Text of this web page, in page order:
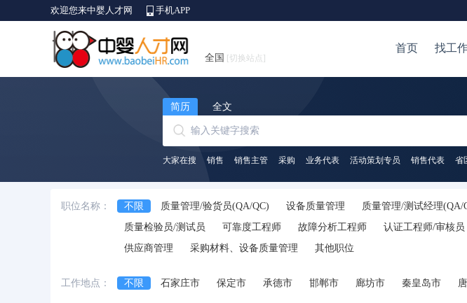
欢迎您来中婴人才网 手机APP
全国 [切换站点]
首页 找工
简历 全文
大家在搜 销售 销售主管 采购 业务代表 活动策划专员 销售代表 省
职位名称： 不限 质量管理/验货员(QA/QC) 设备质量管理 质量管理/测试经理(QA/
质量检验员/测试员
可靠度工程师 故障分析工程师 认证工程师/审核员
供应商管理
采购材料、设备质量管理 其他职位
工作地点： 不限 石家庄市 保定市 承德市 邯郸市 廊坊市 秦皇岛市